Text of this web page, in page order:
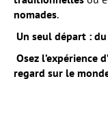
nomades.
Un seul départ :
Osez l’expérience
regard sur le